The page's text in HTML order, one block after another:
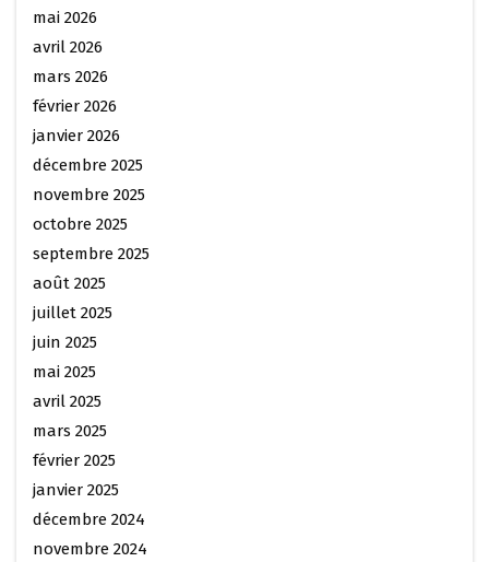
mai 2026
avril 2026
mars 2026
février 2026
janvier 2026
décembre 2025
novembre 2025
octobre 2025
septembre 2025
août 2025
juillet 2025
juin 2025
mai 2025
avril 2025
mars 2025
février 2025
janvier 2025
décembre 2024
novembre 2024